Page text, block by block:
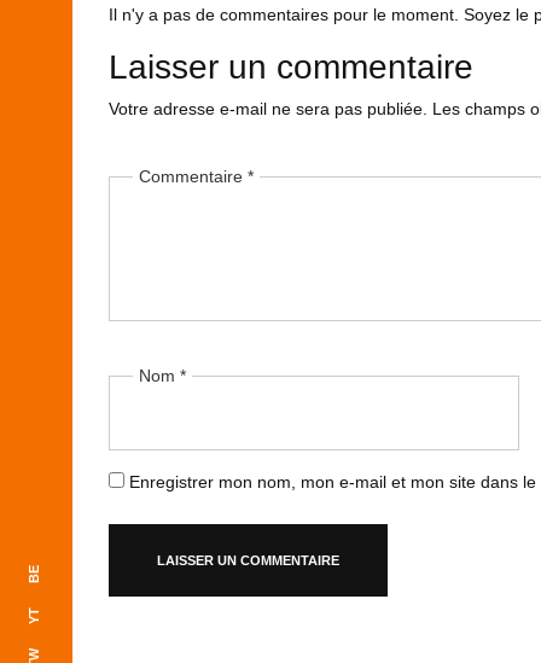
YT
BE
Il n'y a pas de commentaires pour le moment. Soyez le
Laisser un commentaire
Votre adresse e-mail ne sera pas publiée. Les champs
Commentaire *
Nom *
Enregistrer mon nom, mon e-mail et mon site dans